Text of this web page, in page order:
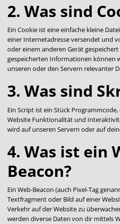
2. Was sind
Ein Cookie ist eine einfache kleine
einer Internetadresse versendet und
oder einem anderen Gerät
gespeicherten Informationen können
unseren oder den Servern relevanter
3. Was sind
Ein Script ist ein Stück
Website Funktionalität und
wird auf unseren Servern oder auf
4. Was ist ein
Beacon?
Ein Web-Beacon (auch Pixel-Tag
Textfragment oder Bild auf einer
Verkehr auf der Website zu
werden diverse Daten von dir mittels